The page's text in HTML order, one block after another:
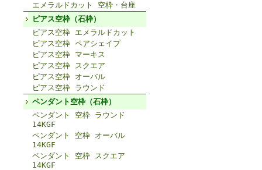
エメラルドカット 空枠・台座
ピアス空枠（石枠）
ピアス空枠 エメラルドカット
ピアス空枠 ペアシェイプ
ピアス空枠 マーキス
ピアス空枠 スクエア
ピアス空枠 オーバル
ピアス空枠 ラウンド
ペンダント空枠（石枠）
ペンダント 空枠 ラウンド
14KGF
ペンダント 空枠 オーバル
14KGF
ペンダント 空枠 スクエア
14KGF